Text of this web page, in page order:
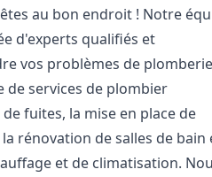
au bon endroit ! Notre
d'experts qualifiés et
vos problèmes de
de services de plombier
fuites, la mise en place de
rénovation de salles de bain
et de climatisation.